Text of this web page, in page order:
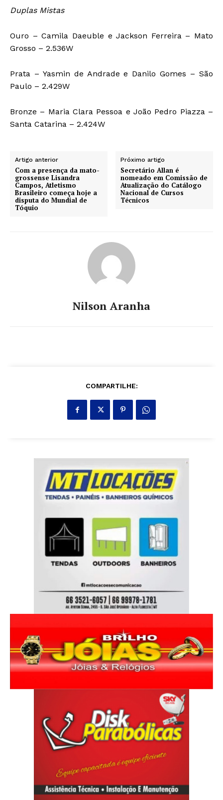
Duplas Mistas
Ouro – Camila Daeuble e Jackson Ferreira – Mato
Grosso – 2.536W
Prata – Yasmin de Andrade e Danilo Gomes – São
Paulo – 2.429W
Bronze – Maria Clara Pessoa e João Pedro Piazza –
Santa Catarina – 2.424W
Artigo anterior
Com a presença da mato-
grossense Lisandra
Campos, Atletismo
Brasileiro começa hoje a
disputa do Mundial de
Tóquio
Próximo artigo
Secretário Allan é
nomeado em Comissão de
Atualização do Catálogo
Nacional de Cursos
Técnicos
Nilson Aranha
COMPARTILHE: